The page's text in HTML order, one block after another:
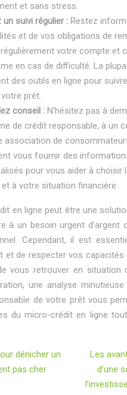
et sans stress.
suivi régulier : Restez
et de vos obligations de
votre compte et
en cas de difficulté. La
des outils en ligne pour
prêt.
conseil : N’hésitez pas à
de crédit responsable, à un
association de
vous fournir des
pour vous aider à choisir
à votre situation financière.
en ligne peut être une
à un besoin urgent d’argent
Cependant, il est
et de respecter vos
vous retrouver en situation
une analyse
de votre prêt vous
du micro-crédit en ligne
dénicher un
pas cher
Les
d’une